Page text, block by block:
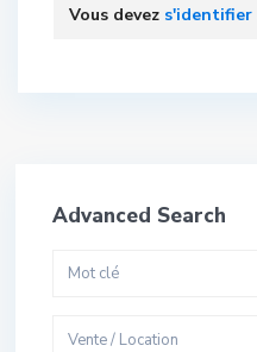
Vous devez s'identifier
Advanced Search
Vente / Location